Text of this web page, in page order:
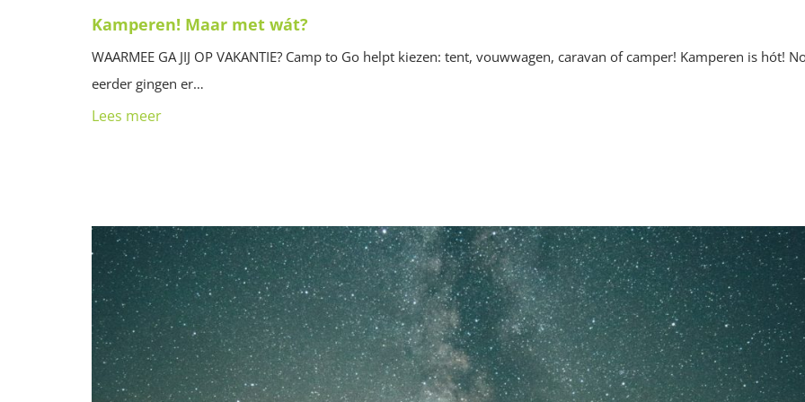
Kamperen! Maar met wát?
WAARMEE GA JIJ OP VAKANTIE? Camp to Go helpt kiezen: tent, vouwwagen, caravan of camper! Kamperen is hót!
eerder gingen er…
Lees meer